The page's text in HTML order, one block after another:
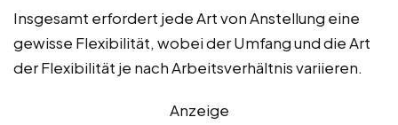
Insgesamt erfordert jede Art von Anstellung eine
gewisse Flexibilität, wobei der Umfang und die Art
der Flexibilität je nach Arbeitsverhältnis variieren.
Anzeige